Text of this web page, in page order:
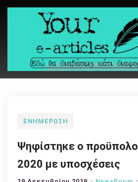
Skip
Your e-articles
Εδώ θα διαβάσεις κάτι
ΕΝΗΜΈΡΩΣΗ
Ψηφίστηκε ο
2020 με υποσχέσεις